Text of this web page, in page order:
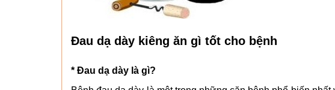
Đau dạ dày kiêng ăn gì tốt cho bệnh
* Đau dạ dày là gì?